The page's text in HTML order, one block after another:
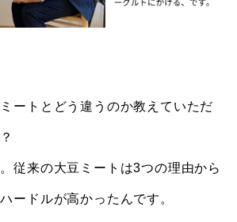
ートとどう違うのか教えていただ
従来の大豆ミートは3つの理由から
ードルが高かったんです。